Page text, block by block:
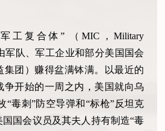
工复合体” （MIC，Military
军队、军工企业和部分美国国会
集团）赚得盆满钵满。以最近的
争开始的一周之内，美国就向乌
“毒刺”防空导弹和“标枪”反坦克
国会议员及其夫人持有制造“毒